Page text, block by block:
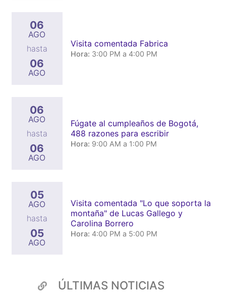
06
AGO
hasta
06
AGO
Visita comentada Fabrica
Hora: 3:00 PM a 4:00 PM
06
AGO
hasta
06
AGO
Fúgate al cumpleaños de Bogotá,
488 razones para escribir
Hora: 9:00 AM a 1:00 PM
05
AGO
hasta
05
AGO
Visita comentada "Lo que soporta la
montaña" de Lucas Gallego y
Carolina Borrero
Hora: 4:00 PM a 5:00 PM
ÚLTIMAS NOTICIAS